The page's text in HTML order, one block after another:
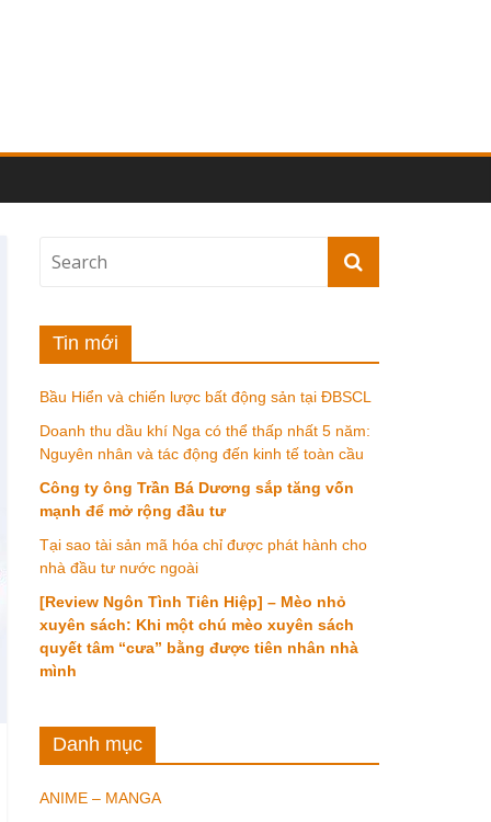
Tin mới
Bầu Hiển và chiến lược bất động sản tại ĐBSCL
Doanh thu dầu khí Nga có thể thấp nhất 5 năm:
Nguyên nhân và tác động đến kinh tế toàn cầu
Công ty ông Trần Bá Dương sắp tăng vốn
mạnh để mở rộng đầu tư
Tại sao tài sản mã hóa chỉ được phát hành cho
nhà đầu tư nước ngoài
[Review Ngôn Tình Tiên Hiệp] – Mèo nhỏ
xuyên sách: Khi một chú mèo xuyên sách
quyết tâm “cưa” bằng được tiên nhân nhà
mình
Danh mục
ANIME – MANGA